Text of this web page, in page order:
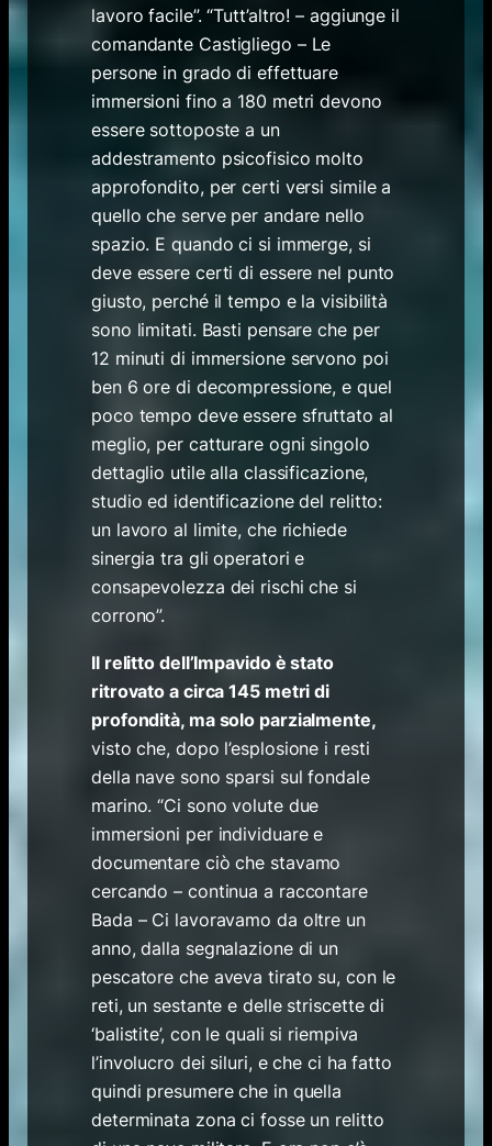
lavoro facile”. “Tutt’altro! – aggiunge il
comandante Castigliego – Le
persone in grado di effettuare
immersioni fino a 180 metri devono
essere sottoposte a un
addestramento psicofisico molto
approfondito, per certi versi simile a
quello che serve per andare nello
spazio. E quando ci si immerge, si
deve essere certi di essere nel punto
giusto, perché il tempo e la visibilità
sono limitati. Basti pensare che per
12 minuti di immersione servono poi
ben 6 ore di decompressione, e quel
poco tempo deve essere sfruttato al
meglio, per catturare ogni singolo
dettaglio utile alla classificazione,
studio ed identificazione del relitto:
un lavoro al limite, che richiede
sinergia tra gli operatori e
consapevolezza dei rischi che si
corrono”.
Il relitto dell’Impavido è stato
ritrovato a circa 145 metri di
profondità, ma solo parzialmente,
visto che, dopo l’esplosione i resti
della nave sono sparsi sul fondale
marino. “Ci sono volute due
immersioni per individuare e
documentare ciò che stavamo
cercando – continua a raccontare
Bada – Ci lavoravamo da oltre un
anno, dalla segnalazione di un
pescatore che aveva tirato su, con le
reti, un sestante e delle striscette di
‘balistite’, con le quali si riempiva
l’involucro dei siluri, e che ci ha fatto
quindi presumere che in quella
determinata zona ci fosse un relitto